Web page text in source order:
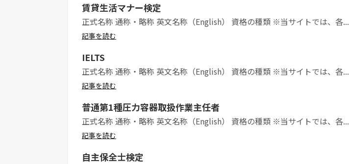
賃貸生活マナー検定
正式名称 通称・略称 英文名称（English） 資格の種類 ※当サイトでは、各...
記事を読む
IELTS
正式名称 通称・略称 英文名称（English） 資格の種類 ※当サイトでは、各...
記事を読む
普通第1種圧力容器取扱作業主任者
正式名称 通称・略称 英文名称（English） 資格の種類 ※当サイトでは、各...
記事を読む
自主保全士検定